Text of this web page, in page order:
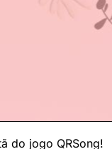
do jogo QRSong!